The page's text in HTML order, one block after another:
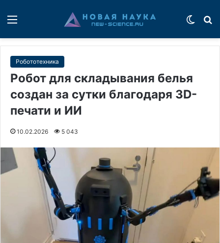
Робототехника
Робот для складывания белья
создан за сутки благодаря 3D-
печати и ИИ
10.02.2026 5 043